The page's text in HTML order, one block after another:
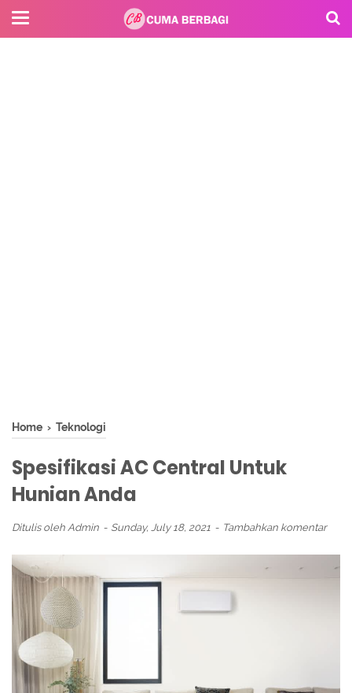
Home › Teknologi
Spesifikasi AC Central Untuk
Hunian Anda
Ditulis oleh Admin Sunday, July 18, 2021 Tambahkan komentar